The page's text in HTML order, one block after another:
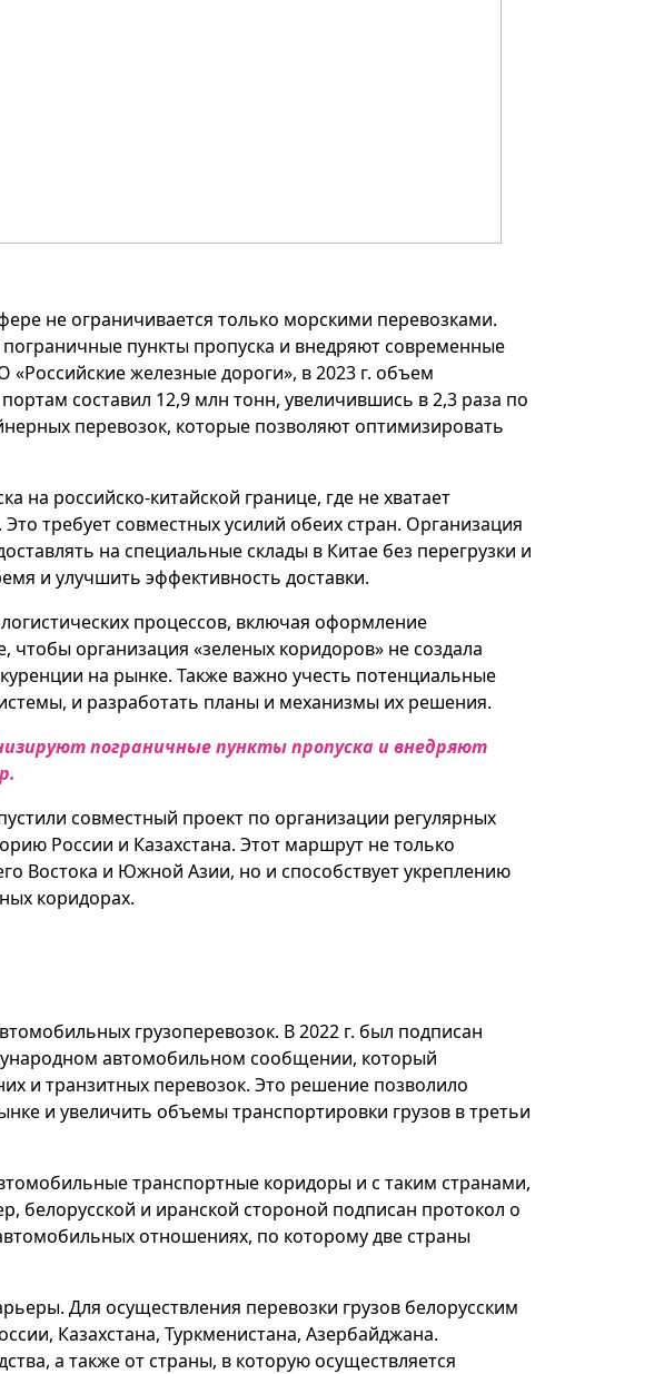
не ограничивается только морскими перевозками.
пункты пропуска и внедряют современные
железные дороги», в 2023 г. объем
составил 12,9 млн тонн, увеличившись в 2,3 раза по
перевозок, которые позволяют оптимизировать
российско-китайской границе, где не хватает
требует совместных усилий обеих стран. Организация
на специальные склады в Китае без перегрузки и
и улучшить эффективность доставки.
процессов, включая оформление
организация «зеленых коридоров» не создала
на рынке. Также важно учесть потенциальные
и разработать планы и механизмы их решения.
пограничные пункты пропуска и внедряют
совместный проект по организации регулярных
России и Казахстана. Этот маршрут не только
Востока и Южной Азии, но и способствует укреплению
коридорах.
грузоперевозок. В 2022 г. был подписан
автомобильном сообщении, который
и транзитных перевозок. Это решение позволило
и увеличить объемы транспортировки грузов в третьи
транспортные коридоры и с таким странами,
белорусской и иранской стороной подписан протокол о
отношениях, по которому две страны
Для осуществления перевозки грузов белорусским
Казахстана, Туркменистана, Азербайджана.
а также от страны, в которую осуществляется